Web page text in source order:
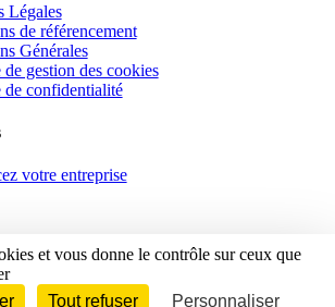
Légales
de référencement
Générales
gestion des cookies
de confidentialité
votre entreprise
et vous donne le contrôle sur ceux que
Tout refuser Personnaliser